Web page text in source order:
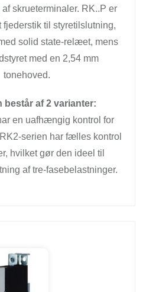
skrueterminaler. RK..P er
fjederstik til styretilslutning,
solid state-relæet, mens
med en 2,54 mm
tonehoved.
består af 2 varianter:
en uafhængig kontrol for
serien har fælles kontrol
hvilket gør den ideel til
af tre-fasebelastninger.